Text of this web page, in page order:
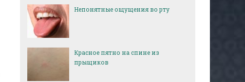
Непонятные ощущения во рту
Красное пятно на спине из
прыщиков